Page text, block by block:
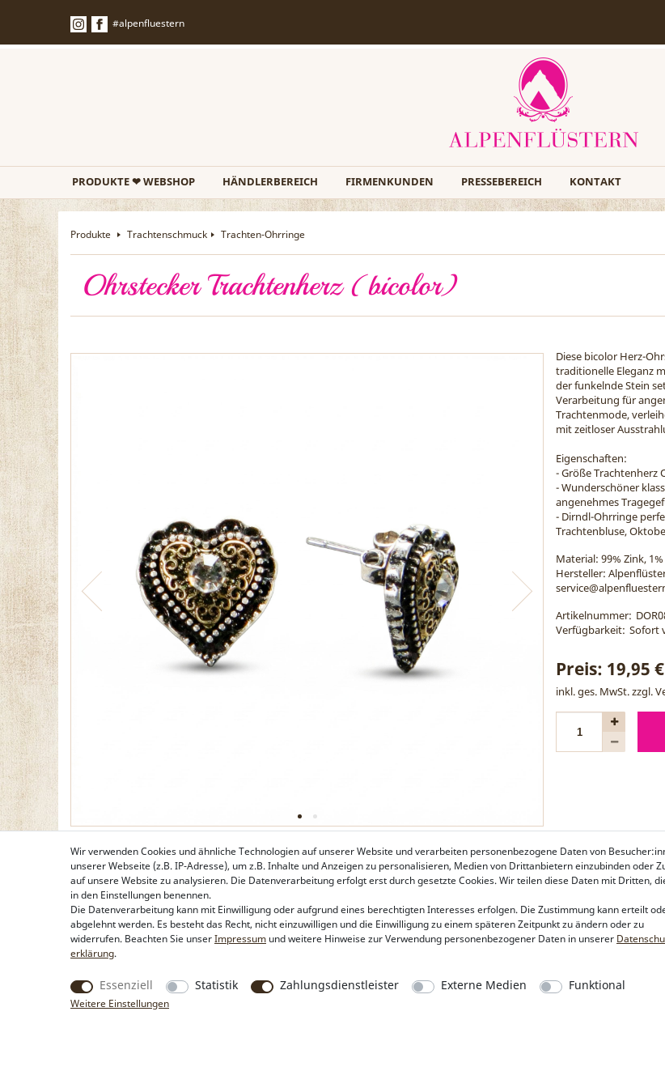
#alpenfluestern
PRODUKTE ❤ WEBSHOP HÄNDLERBEREICH FIRMENKUNDEN PRESSEBEREICH KONTAKT
Produkte Trachtenschmuck Trachten-Ohrringe
Ohrstecker Trachtenherz (bicolor)
Diese bicolor Herz-
traditionelle Eleganz
der funkelnde Stein
Verarbeitung für
Trachtenmode,
mit zeitloser
Eigenschaften:
- Größe Trachtenherz
- Wunderschöner
angenehmes
- Dirndl-Ohrringe
Trachtenbluse,
Material: 99% Zink,
Hersteller:
Artikelnummer:
Verfügbarkeit: Sofort
Preis: 19,95
inkl. ges. MwSt. zzgl.
Wir verwenden Cookies und ähnliche Technologien auf unserer Website und verarbeiten personenbezogene Daten von
unserer Webseite (z.B. IP-Adresse), um z.B. Inhalte und Anzeigen zu personalisieren, Medien von Drittanbietern einzubinden oder
auf unsere Website zu analysieren. Die Datenverarbeitung erfolgt erst durch gesetzte Cookies. Wir teilen diese Daten mit Dritten,
in den Einstellungen benennen.
Die Datenverarbeitung kann mit Einwilligung oder aufgrund eines berechtigten Interesses erfolgen. Die Zustimmung kann erteilt
abgelehnt werden. Es besteht das Recht, nicht einzuwilligen und die Einwilligung zu einem späteren Zeitpunkt zu ändern oder zu
widerrufen. Beachten Sie unserImpressum und weitere Hinweise zur Verwendung personenbezogener Daten in unserer
erklärung.
Essenziell Statistik Zahlungsdienstleister Externe Medien Funktional
Weitere Einstellungen